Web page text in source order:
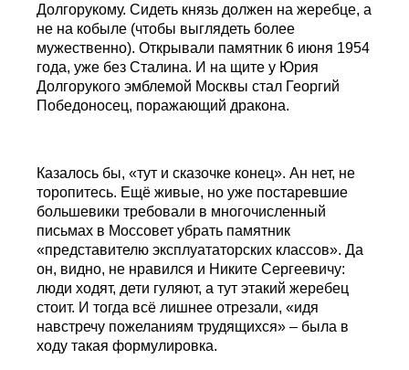
Долгорукому. Сидеть князь должен на жеребце, а
не на кобыле (чтобы выглядеть более
мужественно). Открывали памятник 6 июня 1954
года, уже без Сталина. И на щите у Юрия
Долгорукого эмблемой Москвы стал Георгий
Победоносец, поражающий дракона.
Казалось бы, «тут и сказочке конец». Ан нет, не
торопитесь. Ещё живые, но уже постаревшие
большевики требовали в многочисленный
письмах в Моссовет убрать памятник
«представителю эксплуататорских классов». Да
он, видно, не нравился и Никите Сергеевичу:
люди ходят, дети гуляют, а тут этакий жеребец
стоит. И тогда всё лишнее отрезали, «идя
навстречу пожеланиям трудящихся» – была в
ходу такая формулировка.